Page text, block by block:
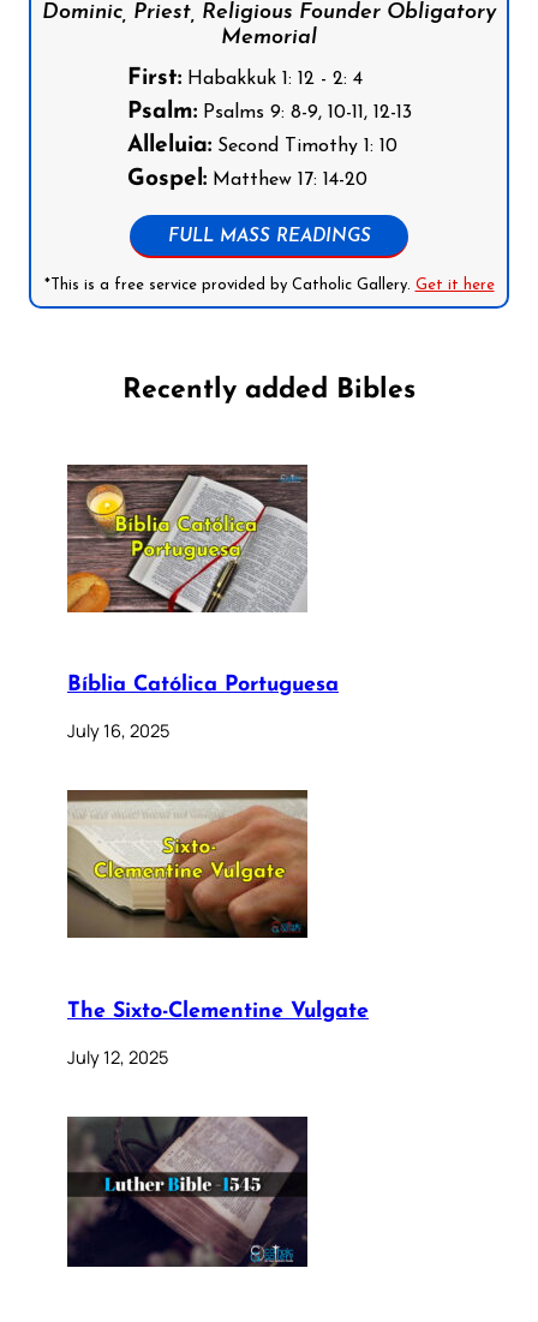
Dominic, Priest, Religious Founder Obligatory
Memorial
First:Habakkuk 1: 12 - 2: 4
Psalm:Psalms 9: 8-9, 10-11, 12-13
Alleluia:Second Timothy 1: 10
Gospel:Matthew 17: 14-20
FULL MASS READINGS
*This is a free service provided by Catholic Gallery. Get it here
Recently added Bibles
Bíblia Católica Portuguesa
July 16, 2025
The Sixto-Clementine Vulgate
July 12, 2025